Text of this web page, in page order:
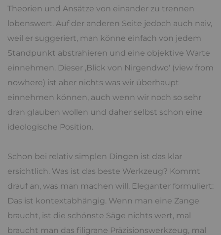
Theorien und Ansätze von einander zu trennen
lobenswert. Auf der anderen Seite jedoch auch naiv,
weil er suggeriert, man könne einfach von jedem
Standpunkt abstrahieren und eine objektive Warte
einnehmen. Dieser ‚Blick von Nirgendwo‘ (view from
nowhere) ist aber nichts was wir überhaupt
einnehmen können, auch wenn wir noch so sehr
dran glauben wollen und daher selbst schon eine
ideologische Position.
Schon bei relativ simplen Dingen ist das klar
ersichtlich. Was ist das beste Werkzeug? Kommt
drauf an, was man machen will. Eleganter formuliert:
Das ist kontextabhängig. Wenn man eine Zange
braucht, ist die schönste Säge nichts wert, mal
braucht man das filigrane Präzisionswerkzeug, mal